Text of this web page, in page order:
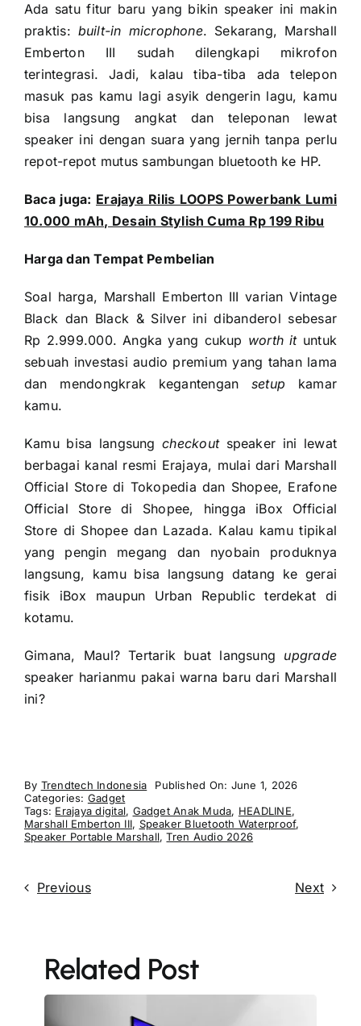
Ada satu fitur baru yang bikin speaker ini makin
praktis: built-in microphone. Sekarang, Marshall
Emberton III sudah dilengkapi mikrofon
terintegrasi. Jadi, kalau tiba-tiba ada telepon
masuk pas kamu lagi asyik dengerin lagu, kamu
bisa langsung angkat dan teleponan lewat
speaker ini dengan suara yang jernih tanpa perlu
repot-repot mutus sambungan bluetooth ke HP.
Baca juga: Erajaya Rilis LOOPS Powerbank Lumi
10.000 mAh, Desain Stylish Cuma Rp 199 Ribu
Harga dan Tempat Pembelian
Soal harga, Marshall Emberton III varian Vintage
Black dan Black & Silver ini dibanderol sebesar
Rp 2.999.000. Angka yang cukup worth ituntuk
sebuah investasi audio premium yang tahan lama
dan mendongkrak kegantengan setup kamar
kamu.
Kamu bisa langsungcheckoutspeaker ini lewat
berbagai kanal resmi Erajaya, mulai dari Marshall
Official Store di Tokopedia dan Shopee, Erafone
Official Store di Shopee, hingga iBox Official
Store di Shopee dan Lazada. Kalau kamu tipikal
yang pengin megang dan nyobain produknya
langsung, kamu bisa langsung datang ke gerai
fisik iBox maupun Urban Republic terdekat di
kotamu.
Gimana, Maul? Tertarik buat langsung upgrade
speaker harianmu pakai warna baru dari Marshall
ini?
By Trendtech Indonesia
Published On: June 1, 2026
Categories: Gadget
Tags: Erajaya digital, Gadget Anak Muda, HEADLINE,
Marshall Emberton III, Speaker Bluetooth Waterproof,
Speaker Portable Marshall,Tren Audio 2026
Previous Next
Related Post